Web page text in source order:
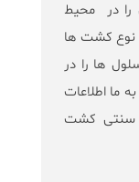
را در محیط
نوع کشت ها
ها را در
ما اطلاعات
سنتی کشت